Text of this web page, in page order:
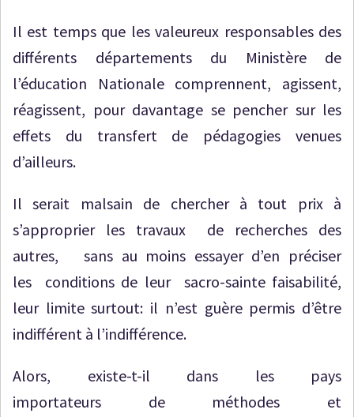
Il est temps que les valeureux responsables des
différents départements du Ministère de
l’éducation Nationale comprennent, agissent,
réagissent, pour davantage se pencher sur les
effets du transfert de pédagogies venues
d’ailleurs.
Il serait malsain de chercher à tout prix à
s’approprier les travaux de recherches des
autres, sans au moins essayer d’en préciser
les conditions de leur sacro-sainte faisabilité,
leur limite surtout: il n’est guère permis d’être
indifférent à l’indifférence.
Alors, existe-t-il dans les pays
importateurs de méthodes et